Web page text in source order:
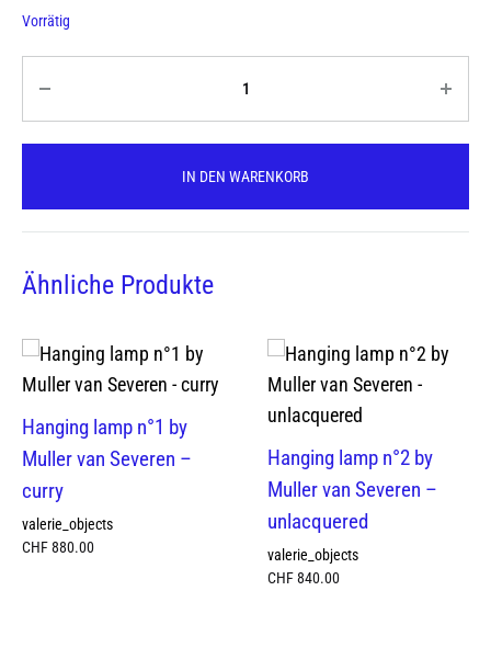
Vorrätig
IN DEN WARENKORB
Ähnliche Produkte
Hanging lamp n°1 by
Muller van Severen –
curry
valerie_objects
CHF880.00
Hanging lamp n°2 by
Muller van Severen –
unlacquered
valerie_objects
CHF840.00